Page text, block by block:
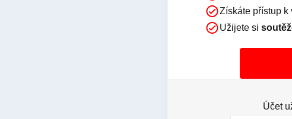
Získáte přístup k
Užijete si
Účet